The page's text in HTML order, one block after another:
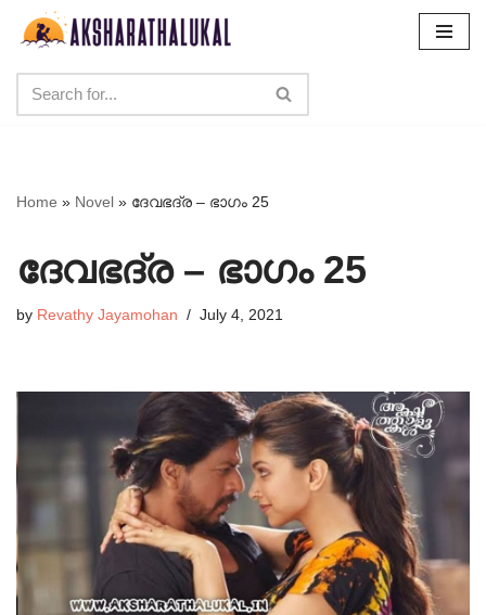
content
Home » Novel » ദേവഭദ്ര – ഭാഗം 25
ദേവഭദ്ര – ഭാഗം 25
by Revathy Jayamohan July 4, 2021